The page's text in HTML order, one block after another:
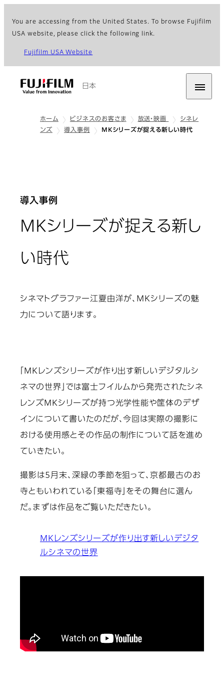
You are accessing from the United States. To browse Fujifilm
USA website, please click the following link.
Fujifilm USA Website
日本
ホーム ビジネスのお客さま 放送・映画
シネレ
ンズ
導入事例 MKシリーズが捉える新しい時代
導入事例
MKシリーズが捉える新し
い時代
シネマトグラファー江夏由洋が、MKシリーズの魅
力について語ります。
「MKレンズシリーズが作り出す新しいデジタルシ
ネマの世界」では富士フイルムから発売されたシネ
レンズMKシリーズが持つ光学性能や筐体のデザ
インについて書いたのだが、今回は実際の撮影に
おける使用感とその作品の制作について話を進め
ていきたい。
撮影は5月末、深緑の季節を狙って、京都最古のお
寺ともいわれている「東福寺」をその舞台に選ん
だ。まずは作品をご覧いただきたい。
MKレンズシリーズが作り出す新しいデジタ
ルシネマの世界